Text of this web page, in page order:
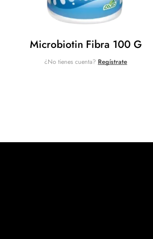
Microbiotin Fibra 100 G
¿No tienes cuenta? Regístrate